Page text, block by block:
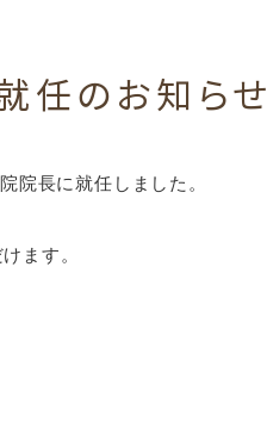
任のお知らせ
院長に就任しました。
ます。